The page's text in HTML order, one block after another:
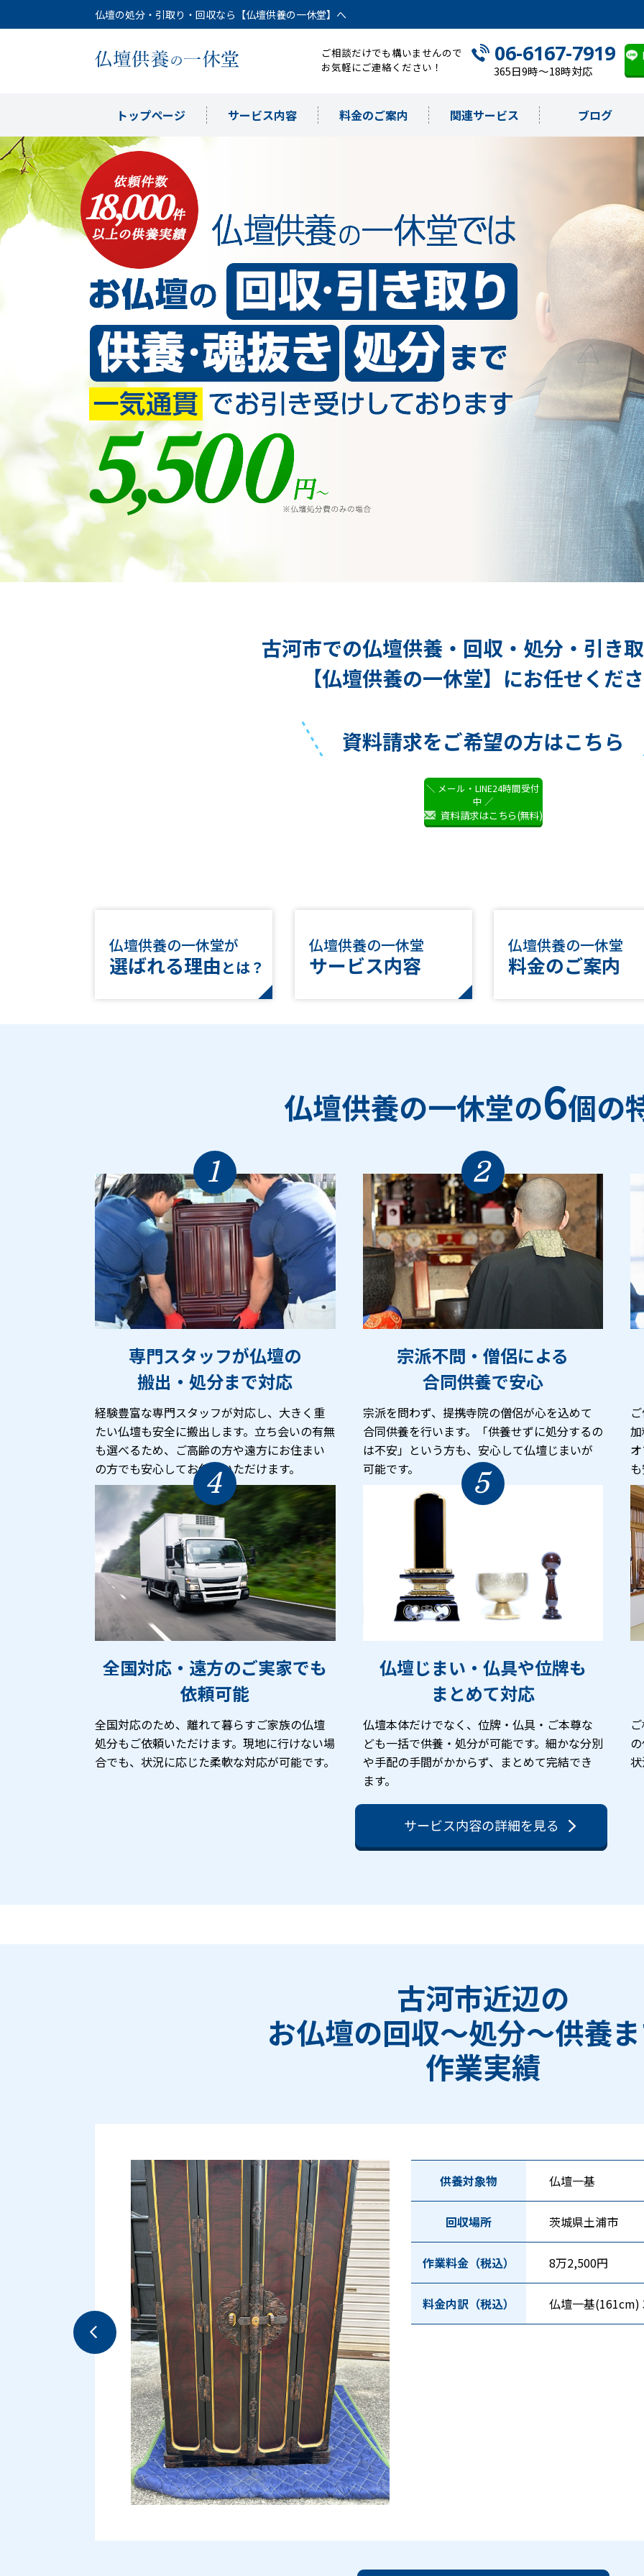
仏壇の処分・引取り・回収なら【仏壇供養の一休堂】へ
ご相談だけでも構いませんので
お気軽にご連絡ください！
06-6167-7919
365日9時～18時対応
トップページ サービス内容 料金のご案内 関連サービス ブログ
古河市での仏壇供養・ 回収・処分・引き
【仏壇供養の一休堂】にお任せくだ
資料請求をご希望の方はこちら
＼ メール・LINE24時間受付
中 ／
資料請求はこちら(無料)
仏壇供養の一休堂が
選ばれる理由とは？
仏壇供養の一休堂
サービス内容
仏壇供養の一休堂
料金のご案内
仏壇供養の一休堂の6個の
1
専門スタッフが仏壇の
搬出・処分まで対応
経験豊富な専門スタッフが対応し、大きく重
たい仏壇も安全に搬出します。立ち会いの有無
も選べるため、ご高齢の方や遠方にお住まい
の方でも安心してお任せいただけます。
2
宗派不問・僧侶による
合同供養で安心
宗派を問わず、提携寺院の僧侶が心を込めて
合同供養を行います。「供養せずに処分するの
は不安」という方も、安心して仏壇じまいが
可能です。
4
全国対応・遠方のご実家でも
依頼可能
全国対応のため、離れて暮らすご家族の仏壇
処分もご依頼いただけます。現地に行けない場
合でも、状況に応じた柔軟な対応が可能です。
5
仏壇じまい・仏具や位牌も
まとめて対応
仏壇本体だけでなく、位牌・仏具・ご本尊な
ども一括で供養・処分が可能です。細かな分別
や手配の手間がかからず、まとめて完結でき
ます。
サービス内容の詳細を見る
古河市近辺の
お仏壇の回収〜処分〜供養
作業実績
供養対象物 仏壇一基
回収場所 茨城県土浦市
作業料金（税込） 8万2,500円
料金内訳（税込） 仏壇一基(161cm)